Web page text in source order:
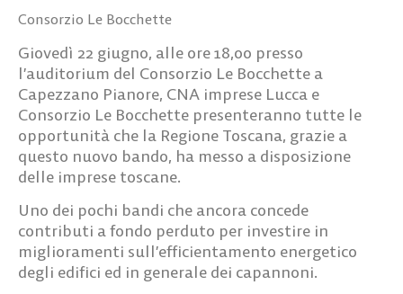
Consorzio Le Bocchette
Giovedì 22 giugno, alle ore 18,00 presso
l’auditorium del Consorzio Le Bocchette a
Capezzano Pianore, CNA imprese Lucca e
Consorzio Le Bocchette presenteranno tutte le
opportunità che la Regione Toscana, grazie a
questo nuovo bando, ha messo a disposizione
delle imprese toscane.
Uno dei pochi bandi che ancora concede
contributi a fondo perduto per investire in
miglioramenti sull’efficientamento energetico
degli edifici ed in generale dei capannoni.